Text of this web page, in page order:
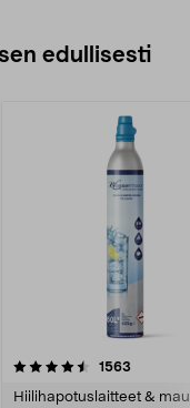
edullisesti
1563
Hiilihapotuslaitteet &
4.5viidestä